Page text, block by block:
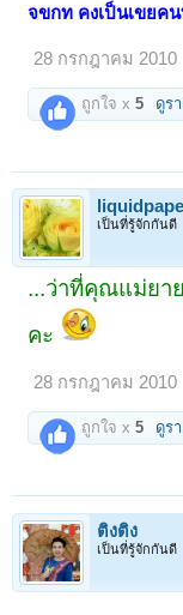
จขกท คงเป็นเขยค
28 กรกฎาคม 2010
ถูกใจ x5 ดูร
เป็นที่รู้จักกันดี
...ว่าที่คุณแม่ยา
คะ
28 กรกฎาคม 2010
ถูกใจ x5 ดูร
ติงติง
เป็นที่รู้จักกันดี